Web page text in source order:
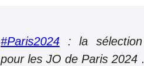
#Paris2024 : la
pour les JO de Paris 2024